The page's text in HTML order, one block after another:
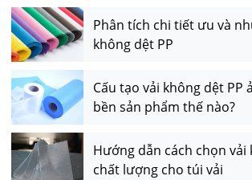
Phân tích chi tiết ưu và
không dệt PP
Cấu tạo vải không dệt PP
bền sản phẩm thế nào?
Hướng dẫn cách chọn vải
chất lượng cho túi vải